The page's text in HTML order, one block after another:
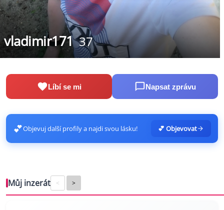
vladimir171 37
Líbí se mi Napsat zprávu
💕Objevuj další profily a najdi svou lásku! 💕 Objevovat
Můj inzerát < >